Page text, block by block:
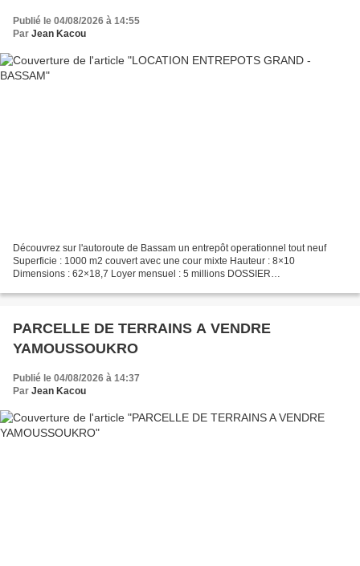
Publié le 04/08/2026 à 14:55
Par Jean Kacou
Découvrez sur l'autoroute de Bassam un entrepôt operationnel tout neuf
Superficie : 1000 m2 couvert avec une cour mixte Hauteur : 8×10
Dimensions : 62×18,7 Loyer mensuel : 5 millions DOSSIER
PARCELLE DE TERRAINS A VENDRE
YAMOUSSOUKRO
Publié le 04/08/2026 à 14:37
Par Jean Kacou